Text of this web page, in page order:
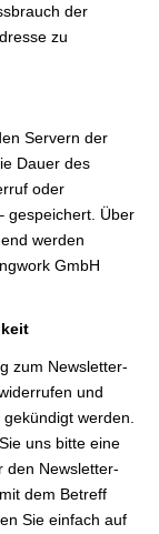
der
zu
Servern der
Dauer des
oder
gespeichert. Über
werden
GmbH
zum Newsletter-
und
werden.
uns bitte eine
den Newsletter-
dem Betreff
Sie einfach auf